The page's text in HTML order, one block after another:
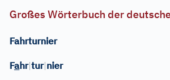
Großes Wörterbuch der
Fahrturnier
Fahr|tur|nier